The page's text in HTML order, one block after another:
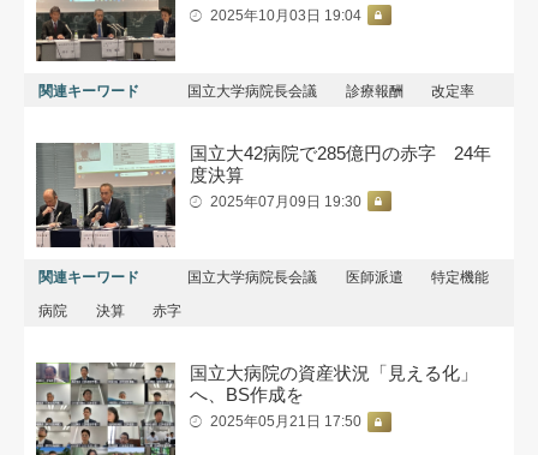
2025年10月03日 19:04
関連キーワード 国立大学病院長会議 診療報酬 改定率
国立大42病院で285億円の赤字 24年
度決算
2025年07月09日 19:30
関連キーワード 国立大学病院長会議 医師派遣
特定機能
病院
決算 赤字
国立大病院の資産状況「見える化」
へ、BS作成を
2025年05月21日 17:50